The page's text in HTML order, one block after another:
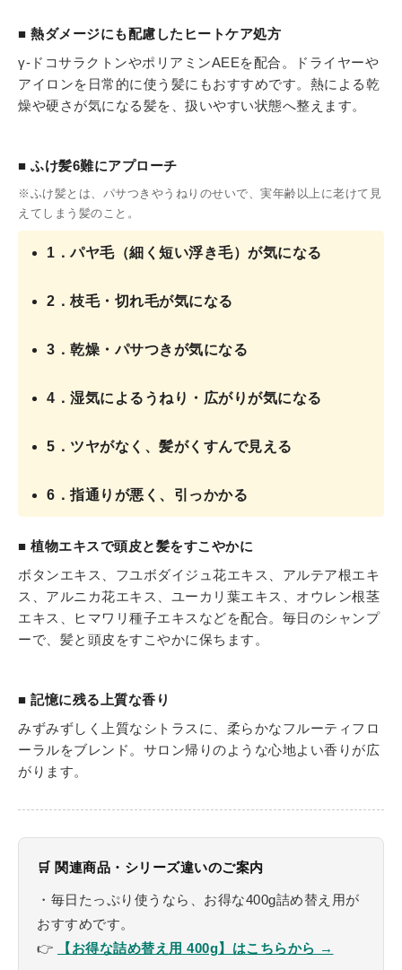
■ 熱ダメージにも配慮したヒートケア処方
γ-ドコサラクトンやポリアミンAEEを配合。ドライヤーや
アイロンを日常的に使う髪にもおすすめです。熱による乾
燥や硬さが気になる髪を、扱いやすい状態へ整えます。
■ ふけ髪6難にアプローチ
※ふけ髪とは、パサつきやうねりのせいで、実年齢以上に老けて見
えてしまう髪のこと。
1．パヤ毛（細く短い浮き毛）が気になる
2．枝毛・切れ毛が気になる
3．乾燥・パサつきが気になる
4．湿気によるうねり・広がりが気になる
5．ツヤがなく、髪がくすんで見える
6．指通りが悪く、引っかかる
■ 植物エキスで頭皮と髪をすこやかに
ボタンエキス、フユボダイジュ花エキス、アルテア根エキ
ス、アルニカ花エキス、ユーカリ葉エキス、オウレン根茎
エキス、ヒマワリ種子エキスなどを配合。毎日のシャンプ
ーで、髪と頭皮をすこやかに保ちます。
■ 記憶に残る上質な香り
みずみずしく上質なシトラスに、柔らかなフルーティフロ
ーラルをブレンド。サロン帰りのような心地よい香りが広
がります。
🛒 関連商品・シリーズ違いのご案内
・毎日たっぷり使うなら、お得な400g詰め替え用が
おすすめです。
👉
【お得な詰め替え用 400g】はこちらから →